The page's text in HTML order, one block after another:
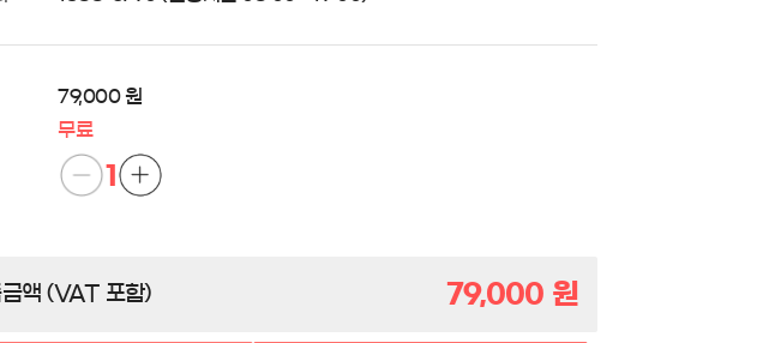
79,000 원
무료
1
금액 (VAT 포함) 79,000 원